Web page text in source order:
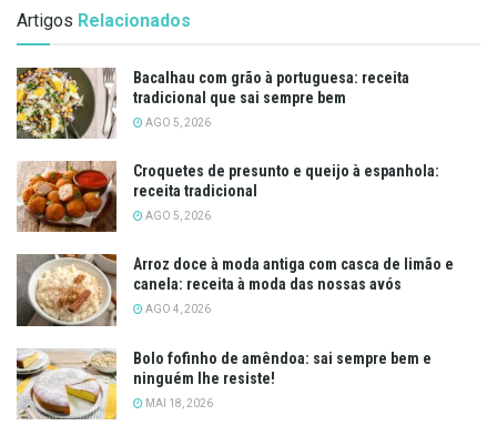
Artigos Relacionados
Bacalhau com grão à portuguesa: receita
tradicional que sai sempre bem
AGO 5, 2026
Croquetes de presunto e queijo à espanhola:
receita tradicional
AGO 5, 2026
Arroz doce à moda antiga com casca de limão e
canela: receita à moda das nossas avós
AGO 4, 2026
Bolo fofinho de amêndoa: sai sempre bem e
ninguém lhe resiste!
MAI 18, 2026